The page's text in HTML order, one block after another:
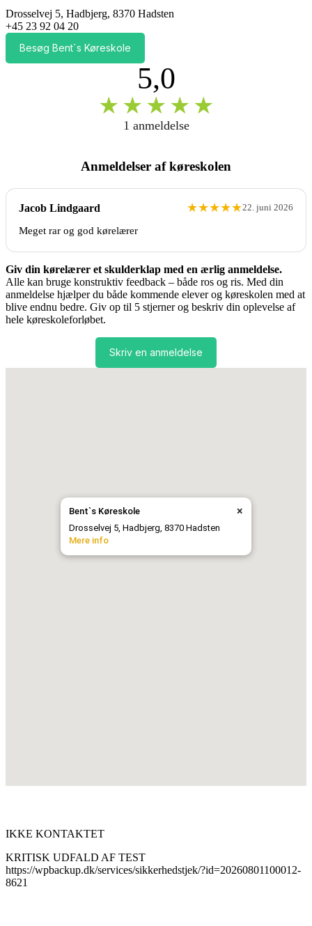
Drosselvej 5, Hadbjerg, 8370 Hadsten
+45 23 92 04 20
Besøg Bent`s Køreskole
5,0
★ ★ ★ ★ ★
1 anmeldelse
Anmeldelser af køreskolen
Jacob Lindgaard ★★★★★22. juni 2026
Meget rar og god kørelærer
Giv din kørelærer et skulderklap med en ærlig anmeldelse.
Alle kan bruge konstruktiv feedback – både ros og ris. Med din
anmeldelse hjælper du både kommende elever og køreskolen med at
blive endnu bedre. Giv op til 5 stjerner og beskriv din oplevelse af
hele køreskoleforløbet.
Skriv en anmeldelse
×
Bent`s Køreskole
Drosselvej 5, Hadbjerg, 8370 Hadsten
Mere info
IKKE KONTAKTET
KRITISK UDFALD AF TEST
https://wpbackup.dk/services/sikkerhedstjek/?id=20260801100012-
8621